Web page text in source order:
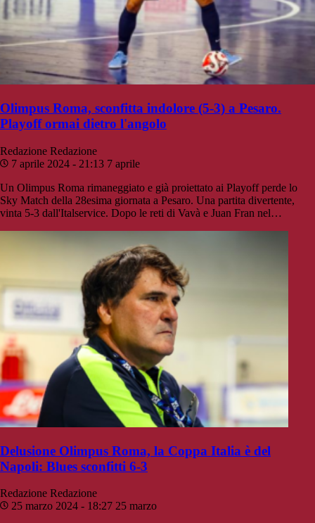
Olimpus Roma, sconfitta indolore (5-3) a Pesaro.
Playoff ormai dietro l'angolo
Redazione Redazione
7 aprile 2024 - 21:13 7 aprile
Un Olimpus Roma rimaneggiato e già proiettato ai Playoff perde lo
Sky Match della 28esima giornata a Pesaro. Una partita divertente,
vinta 5-3 dall'Italservice. Dopo le reti di Vavà e Juan Fran nel…
Delusione Olimpus Roma, la Coppa Italia è del
Napoli: Blues sconfitti 6-3
Redazione Redazione
25 marzo 2024 - 18:27 25 marzo